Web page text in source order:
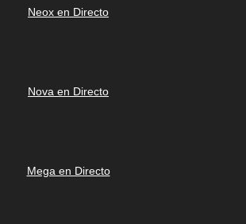
Neox en Directo
Nova en Directo
Mega en Directo